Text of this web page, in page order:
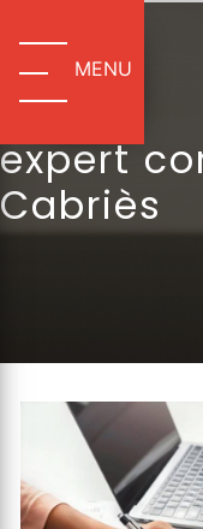
MENU
expert
Cabriès